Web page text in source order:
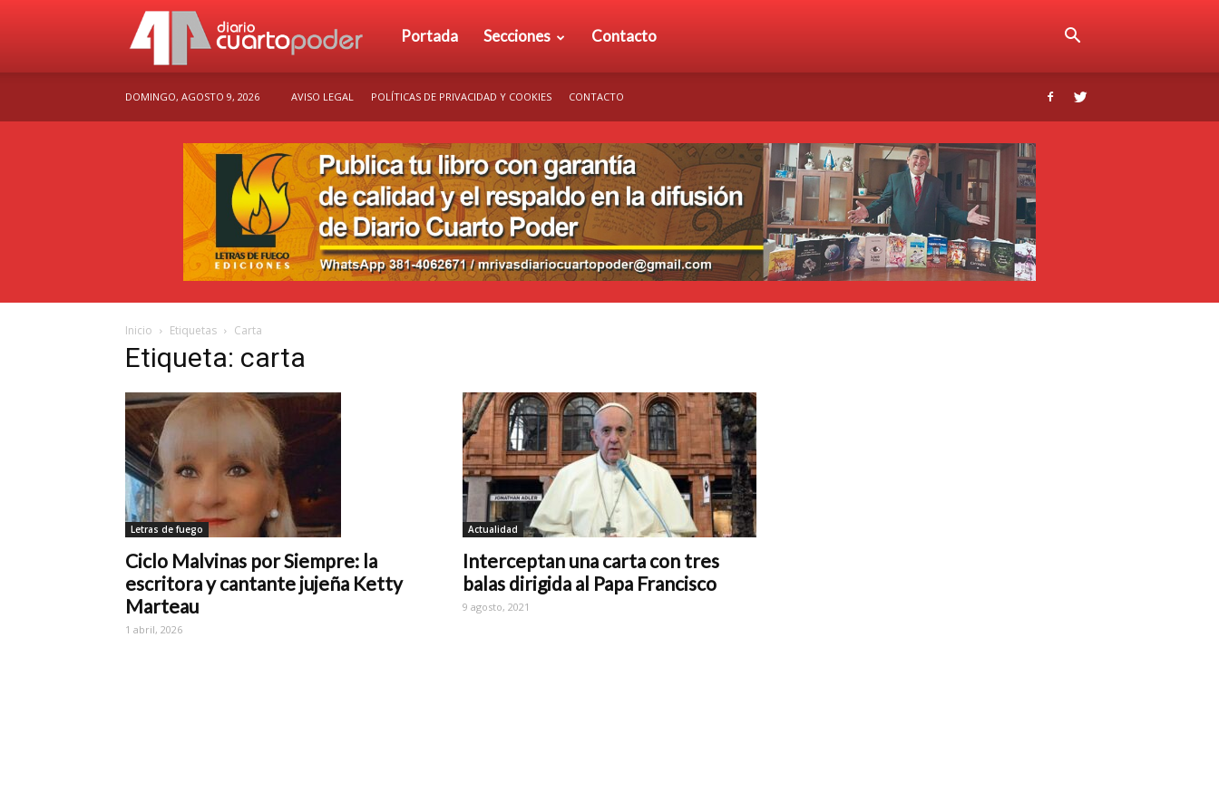
Diario
Poder
Portada Secciones Contacto
DOMINGO, AGOSTO 9, 2026 AVISO LEGAL POLÍTICAS DE PRIVACIDAD Y COOKIES CONTACTO
Inicio Etiquetas Carta
Etiqueta: carta
Letras de fuego
Ciclo Malvinas por Siempre: la
escritora y cantante jujeña Ketty
Marteau
1 abril, 2026
Actualidad
Interceptan una carta con tres
balas dirigida al Papa Francisco
9 agosto, 2021